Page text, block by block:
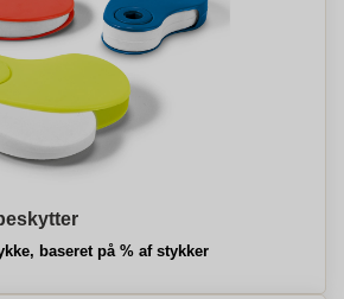
baseret på % af stykker